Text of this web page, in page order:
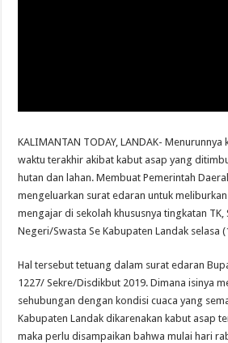
KALIMANTAN TODAY, LANDAK-
waktu terakhir akibat kabut asap yang
hutan dan lahan. Membuat Pemerintah
mengeluarkan surat edaran untuk
mengajar di sekolah khususnya tingkatan TK,
Negeri/Swasta Se Kabupaten Landak selasa
Hal tersebut tetuang dalam surat edaran
1227/ Sekre/Disdikbut 2019. Dimana isinya
sehubungan dengan kondisi cuaca yang
Kabupaten Landak dikarenakan kabut asap
maka perlu disampaikan bahwa mulai hari